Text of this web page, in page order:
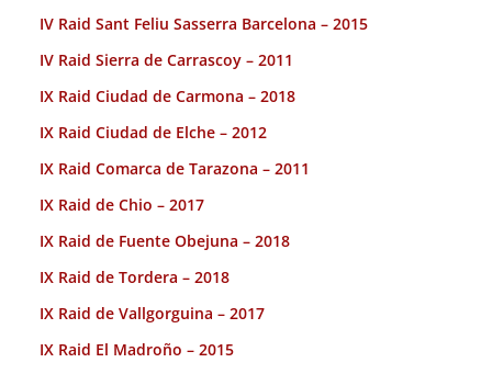
IV Raid Sant Feliu Sasserra Barcelona – 2015
IV Raid Sierra de Carrascoy – 2011
IX Raid Ciudad de Carmona – 2018
IX Raid Ciudad de Elche – 2012
IX Raid Comarca de Tarazona – 2011
IX Raid de Chio – 2017
IX Raid de Fuente Obejuna – 2018
IX Raid de Tordera – 2018
IX Raid de Vallgorguina – 2017
IX Raid El Madroño – 2015